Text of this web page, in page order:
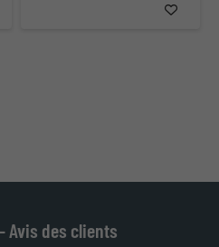
Avis des clients